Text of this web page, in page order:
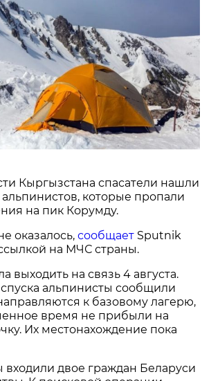
Кыргызстана спасатели нашли
которые пропали
на пик Корумду.
оказалось,сообщает Sputnik
на МЧС страны.
выходить на связь 4 августа.
альпинисты сообщили
к базовому лагерю,
время не прибыли на
Их местонахождение пока
входили двое граждан Беларуси